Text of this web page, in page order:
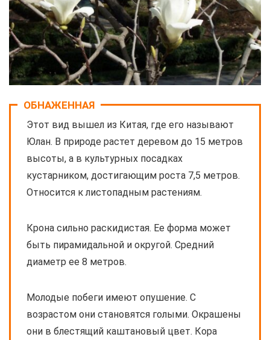
ОБНАЖЕННАЯ
Этот вид вышел из Китая, где его называют
Юлан. В природе растет деревом до 15 метров
высоты, а в культурных посадках
кустарником, достигающим роста 7,5 метров.
Относится к листопадным растениям.
Крона сильно раскидистая. Ее форма может
быть пирамидальной и округой. Средний
диаметр ее 8 метров.
Молодые побеги имеют опушение. С
возрастом они становятся голыми. Окрашены
они в блестящий каштановый цвет. Кора